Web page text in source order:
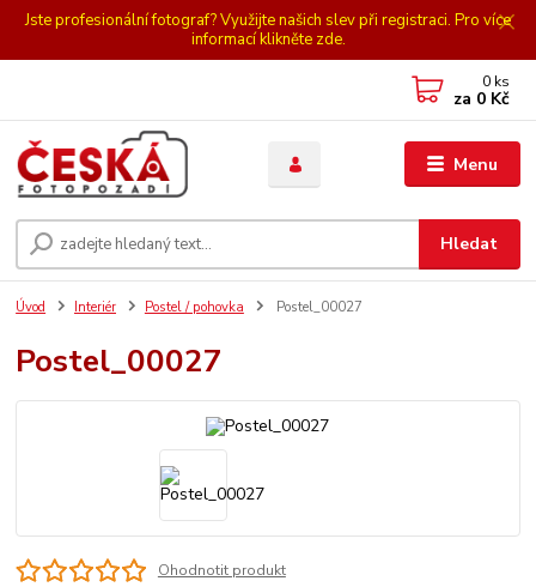
Jste profesionální fotograf? Využijte našich slev při registraci. Pro více
informací klikněte zde.
Menu
Hledat
0 ks
za 0 Kč
Úvod Interiér Postel / pohovka Postel_00027
Postel_00027
Ohodnotit produkt